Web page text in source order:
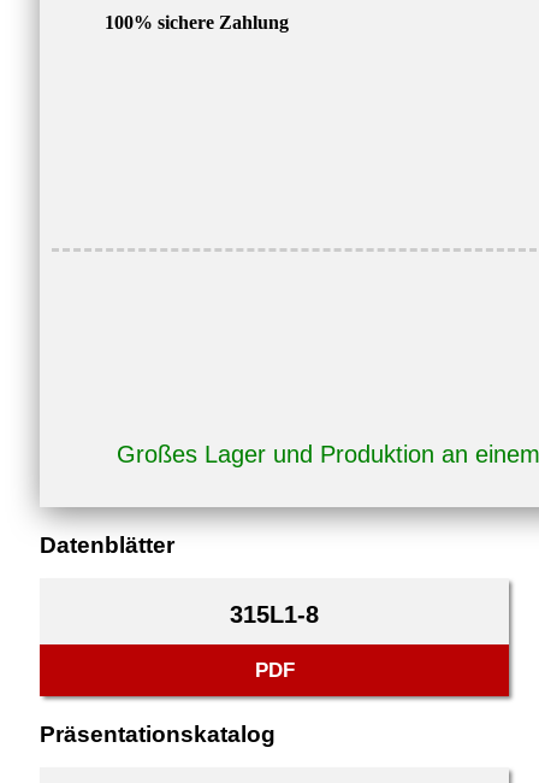
100% sichere Zahlung
Großes Lager und Produktion an
Datenblätter
315L1-8
PDF
Präsentationskatalog